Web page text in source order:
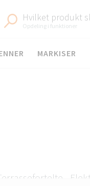
Hvilket produkt
Opdeling i funktioner
MARKISER
-